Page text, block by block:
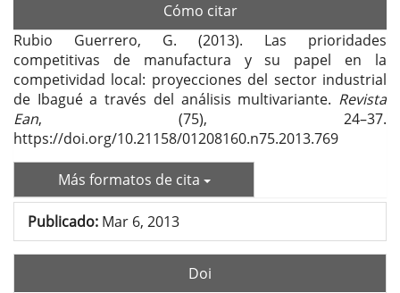
Cómo citar
Rubio Guerrero, G. (2013). Las prioridades
competitivas de manufactura y su papel en la
competividad local: proyecciones del sector industrial
de Ibagué a través del análisis multivariante. Revista
Ean, (75), 24–37.
https://doi.org/10.21158/01208160.n75.2013.769
Más formatos de cita
Publicado: Mar 6, 2013
Doi